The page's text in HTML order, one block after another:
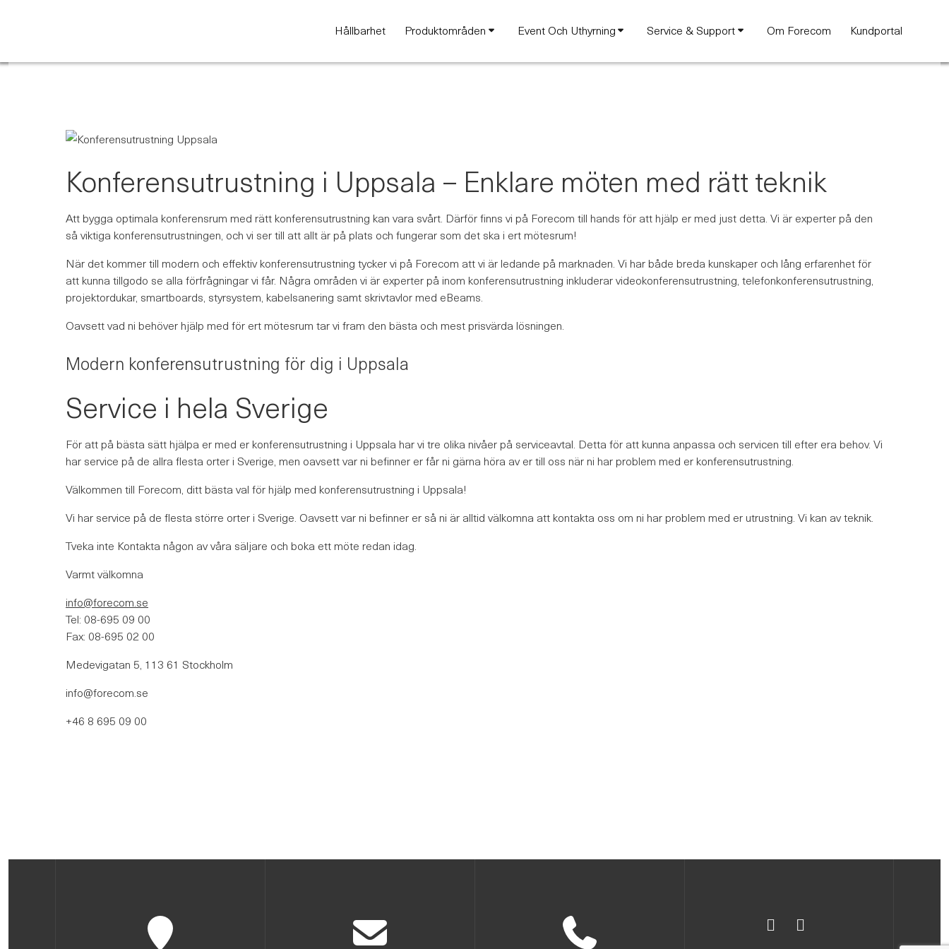
Hållbarhet Produktområden Event Och Uthyrning Service & Support Om Forecom Kundportal
Konferensutrustning i Uppsala – Enklare möten med rätt teknik
Att bygga optimala konferensrum med rätt konferensutrustning kan vara svårt. Därför finns vi på Forecom till hands för att hjälp er med just detta. Vi är experter på den
så viktiga konferensutrustningen, och vi ser till att allt är på plats och fungerar som det ska i ert mötesrum!
När det kommer till modern och effektiv konferensutrustning tycker vi på Forecom att vi är ledande på marknaden. Vi har både breda kunskaper och lång erfarenhet för
att kunna tillgodo se alla förfrågningar vi får. Några områden vi är experter på inom konferensutrustning inkluderar videokonferensutrustning, telefonkonferensutrustning,
projektordukar, smartboards, styrsystem, kabelsanering samt skrivtavlor med eBeams.
Oavsett vad ni behöver hjälp med för ert mötesrum tar vi fram den bästa och mest prisvärda lösningen.
Modern konferensutrustning för dig i Uppsala
Service i hela Sverige
För att på bästa sätt hjälpa er med er konferensutrustning i Uppsala har vi tre olika nivåer på serviceavtal. Detta för att kunna anpassa och servicen till efter era behov. Vi
har service på de allra flesta orter i Sverige, men oavsett var ni befinner er får ni gärna höra av er till oss när ni har problem med er konferensutrustning.
Välkommen till Forecom, ditt bästa val för hjälp med konferensutrustning i Uppsala!
Vi har service på de flesta större orter i Sverige. Oavsett var ni befinner er så ni är alltid välkomna att kontakta oss om ni har problem med er utrustning. Vi kan av teknik.
Tveka inte Kontakta någon av våra säljare och boka ett möte redan idag.
Varmt välkomna
info@forecom.se
Tel: 08-695 09 00
Fax: 08-695 02 00
Medevigatan 5, 113 61 Stockholm
info@forecom.se
+46 8 695 09 00